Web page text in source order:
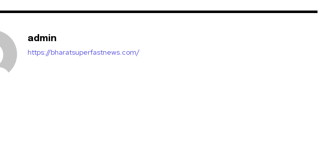
admin
https://bharatsuperfastnews.com/